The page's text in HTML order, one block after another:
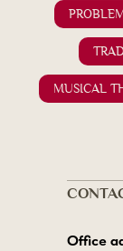
MUSICAL
Office